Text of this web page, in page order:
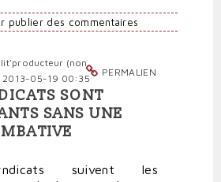
publier des commentaires
PERMALIEN
(non
2013-05-19 00:35
SONT
SANS UNE
suivent les